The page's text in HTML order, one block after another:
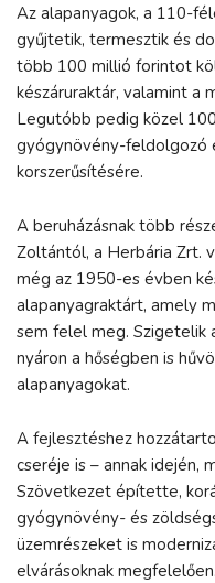
Az alapanyagok, a 110-
gyűjtetik, termesztik és
több 100 millió forintot
készáruraktár, valamint a
Legutóbb pedig közel
gyógynövény-feldolgozó
korszerűsítésére.
A beruházásnak több
Zoltántól, a Herbária Zrt.
még az 1950-es évben
alapanyagraktárt, amely
sem felel meg.
nyáron a hőségben is
alapanyagokat.
A fejlesztéshez
cseréje is – annak idején,
Szövetkezet építette,
gyógynövény- és
üzemrészeket is
elvárásoknak